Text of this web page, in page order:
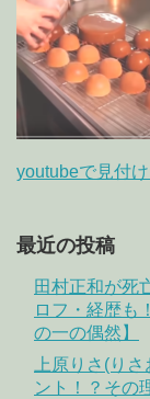
youtubeで見付
最近の投稿
田村正和が死
ロフ・経歴も
の一の偶然】
上原りさ(り
ント！？その